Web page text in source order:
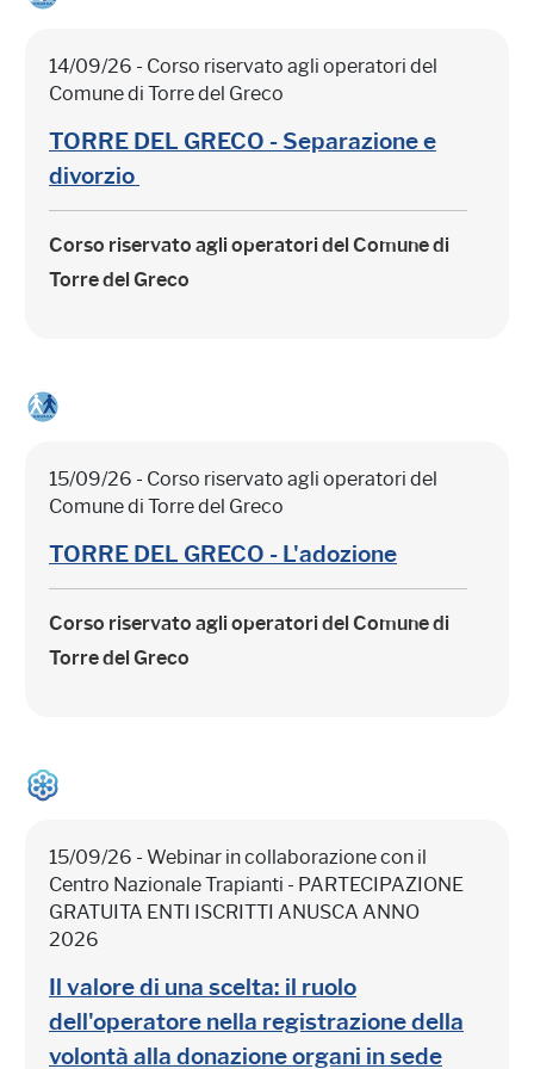
14/09/26 - Corso riservato agli operatori del
Comune di Torre del Greco
TORRE DEL GRECO - Separazione e
divorzio
Corso riservato agli operatori del Comune di
Torre del Greco
15/09/26 - Corso riservato agli operatori del
Comune di Torre del Greco
TORRE DEL GRECO - L'adozione
Corso riservato agli operatori del Comune di
Torre del Greco
15/09/26 - Webinar in collaborazione con il
Centro Nazionale Trapianti - PARTECIPAZIONE
GRATUITA ENTI ISCRITTI ANUSCA ANNO
2026
Il valore di una scelta: il ruolo
dell'operatore nella registrazione della
volontà alla donazione organi in sede